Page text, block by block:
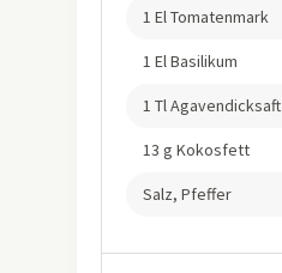
1 El Tomatenmark
1 El Basilikum
1 Tl Agavendicksaft
13 g Kokosfett
Salz, Pfeffer